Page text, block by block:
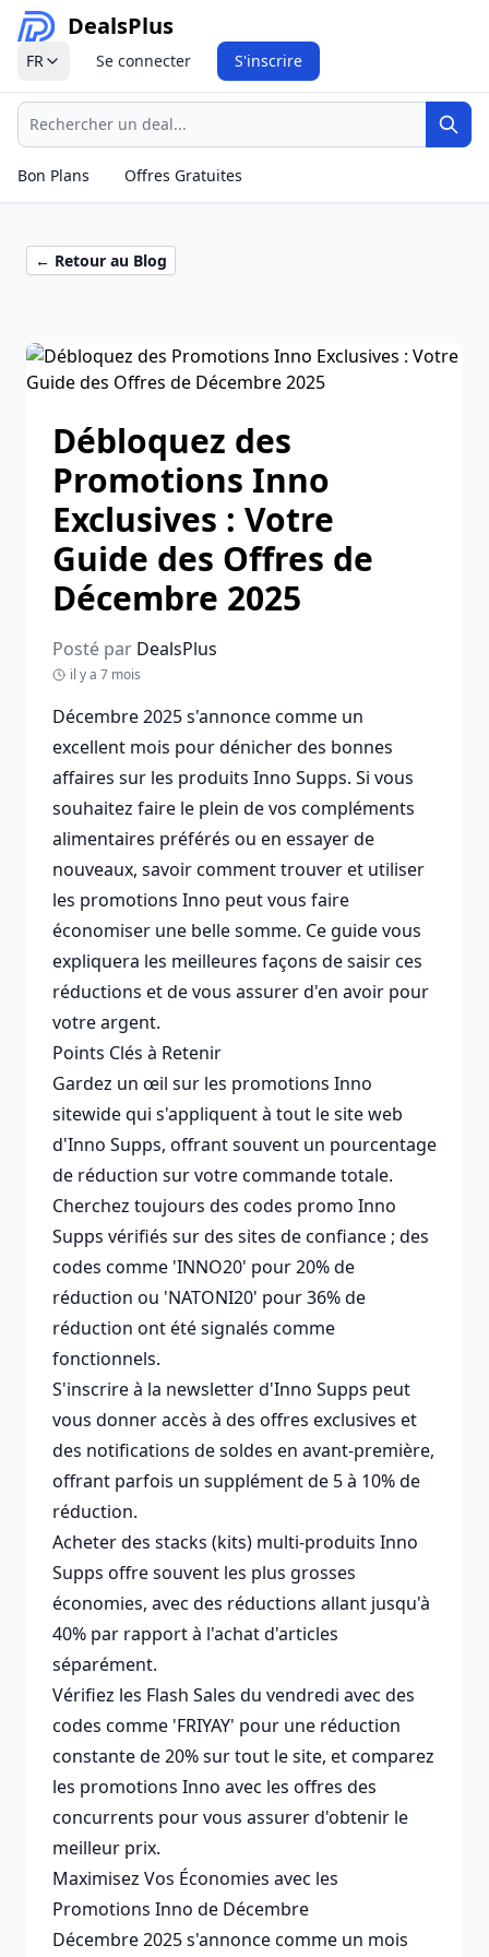
DealsPlus
FR Se connecter S'inscrire
Recherche
Bon Plans
Offres Gratuites
← Retour au Blog
Débloquez des
Promotions Inno
Exclusives : Votre
Guide des Offres de
Décembre 2025
Posté par DealsPlus
il y a 7 mois
Décembre 2025 s'annonce comme un
excellent mois pour dénicher des bonnes
affaires sur les produits Inno Supps. Si vous
souhaitez faire le plein de vos compléments
alimentaires préférés ou en essayer de
nouveaux, savoir comment trouver et utiliser
les promotions Inno peut vous faire
économiser une belle somme. Ce guide vous
expliquera les meilleures façons de saisir ces
réductions et de vous assurer d'en avoir pour
votre argent.
Points Clés à Retenir
Gardez un œil sur les promotions Inno
sitewide qui s'appliquent à tout le site web
d'Inno Supps, offrant souvent un pourcentage
de réduction sur votre commande totale.
Cherchez toujours des codes promo Inno
Supps vérifiés sur des sites de confiance ; des
codes comme 'INNO20' pour 20% de
réduction ou 'NATONI20' pour 36% de
réduction ont été signalés comme
fonctionnels.
S'inscrire à la newsletter d'Inno Supps peut
vous donner accès à des offres exclusives et
des notifications de soldes en avant-première,
offrant parfois un supplément de 5 à 10% de
réduction.
Acheter des stacks (kits) multi-produits Inno
Supps offre souvent les plus grosses
économies, avec des réductions allant jusqu'à
40% par rapport à l'achat d'articles
séparément.
Vérifiez les Flash Sales du vendredi avec des
codes comme 'FRIYAY' pour une réduction
constante de 20% sur tout le site, et comparez
les promotions Inno avec les offres des
concurrents pour vous assurer d'obtenir le
meilleur prix.
Maximisez Vos Économies avec les
Promotions Inno de Décembre
Décembre 2025 s'annonce comme un mois